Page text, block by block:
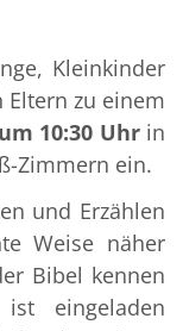
Kleinkinder
zu einem
10:30 Uhrin
Zimmern ein.
und Erzählen
Weise näher
Bibel kennen
eingeladen